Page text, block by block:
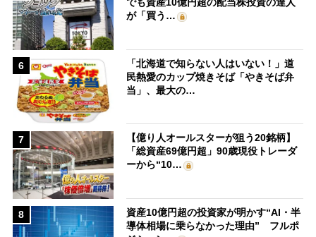
でも資産10億円超の配当株投資の達人
が「買う…
6
「北海道で知らない人はいない！」道
民熱愛のカップ焼きそば「やきそば弁
当」、最大の…
7
【億り人オールスターが狙う20銘柄】
「総資産69億円超」90歳現役トレーダ
ーから“10…
8
資産10億円超の投資家が明かす“AI・半
導体相場に乗らなかった理由” フルポ